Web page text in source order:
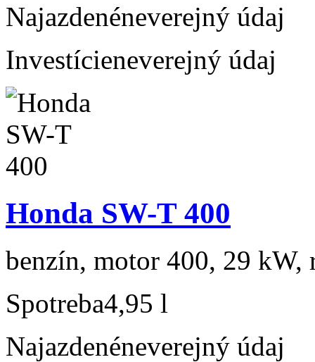
Najazdenéneverejný údaj
Investícieneverejný údaj
Honda SW-T 400
benzín, motor 400, 29 kW,
Spotreba4,95 l
Najazdenéneverejný údaj